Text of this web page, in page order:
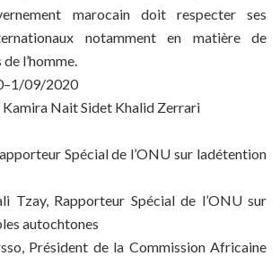
marocain doit respecter ses
notamment en matière de
l’homme.
09/2020
Kamira Nait Sidet Khalid Zerrari
Spécial de l’ONU sur ladétention
Tzay, Rapporteur Spécial de l’ONU sur
autochtones
Président de la Commission Africaine